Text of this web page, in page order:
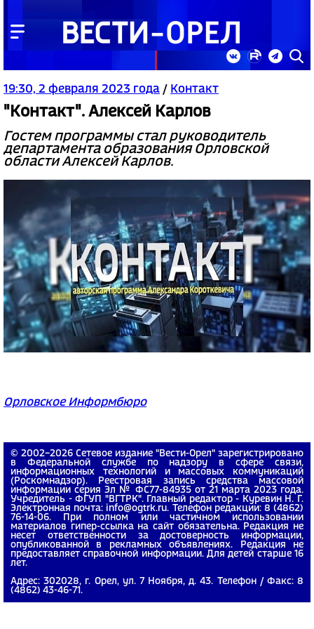
19:30, 2 февраля 2023 года / Контакт
"Контакт". Алексей Карлов
Гостем программы стал руководитель
департамента образования Орловской
области Алексей Карлов.
Орловское Информбюро
© 2002−2026 Сетевое издание "Вести-Орел" зарегистрировано
в Федеральной службе по надзору в сфере связи,
информационных технологий и массовых коммуникаций
(Роскомнадзор). Реестровая запись средства массовой
информации серия Эл № ФС77-84935 от 21 марта 2023 года.
Учредитель - ФГУП "ВГТРК". Главный редактор - Куревин Н. Г.
Электронная почта: info@ogtrk.ru. Телефон редакции: 8 (4862)
76-14-06. При полном или частичном использовании
материалов гипер-ссылка на сайт обязательна. Редакция не
несет ответственности за достоверность информации,
опубликованной в рекламных объявлениях. Редакция не
предоставляет справочной информации. Для детей старше 16
лет.
Адрес: 302028, г. Орел, ул. 7 Ноября, д. 43. Телефон / Факс: 8
(4862) 43-46-71.